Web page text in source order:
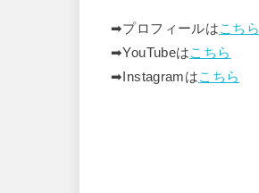
➡︎プロフィールはこちら
➡︎YouTubeはこちら
➡︎Instagramはこちら